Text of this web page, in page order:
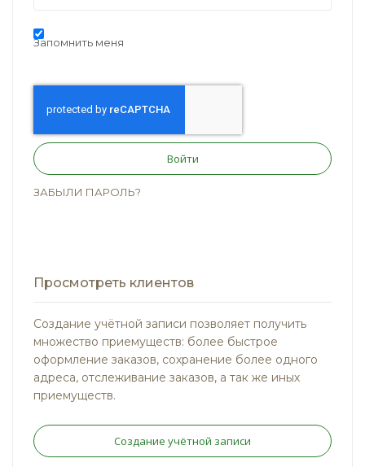
Запомнить меня
Войти
ЗАБЫЛИ ПАРОЛЬ?
Просмотреть клиентов
Создание учётной записи позволяет получить
множество приемуществ: более быстрое
оформление заказов, сохранение более одного
адреса, отслеживание заказов, а так же иных
приемуществ.
Создание учётной записи